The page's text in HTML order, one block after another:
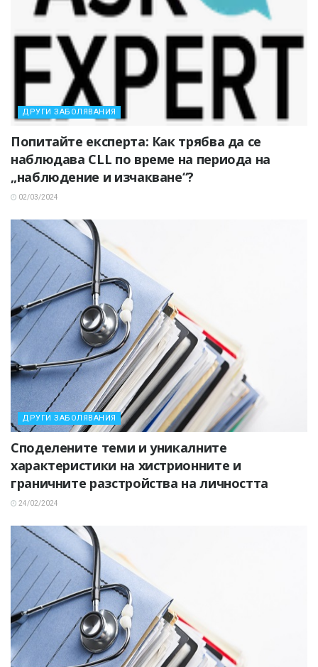
ДРУГИ ЗАБОЛЯВАНИЯ
Попитайте експерта: Как трябва да се
наблюдава CLL по време на периода на
„наблюдение и изчакване“?
02/03/2024
ДРУГИ ЗАБОЛЯВАНИЯ
Споделените теми и уникалните
характеристики на хистрионните и
граничните разстройства на личността
24/02/2024